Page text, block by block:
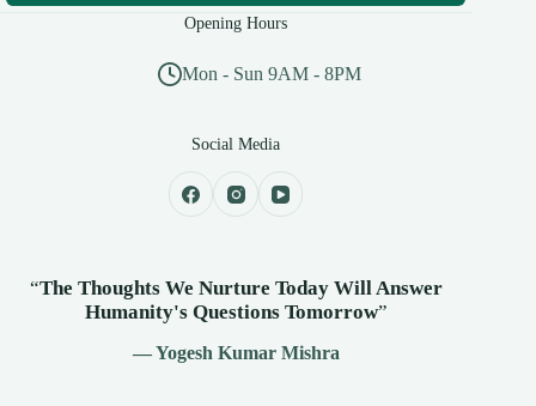
Opening Hours
Mon - Sun 9AM - 8PM
Social Media
“The Thoughts We Nurture Today Will Answer
Humanity's Questions Tomorrow”
— Yogesh Kumar Mishra